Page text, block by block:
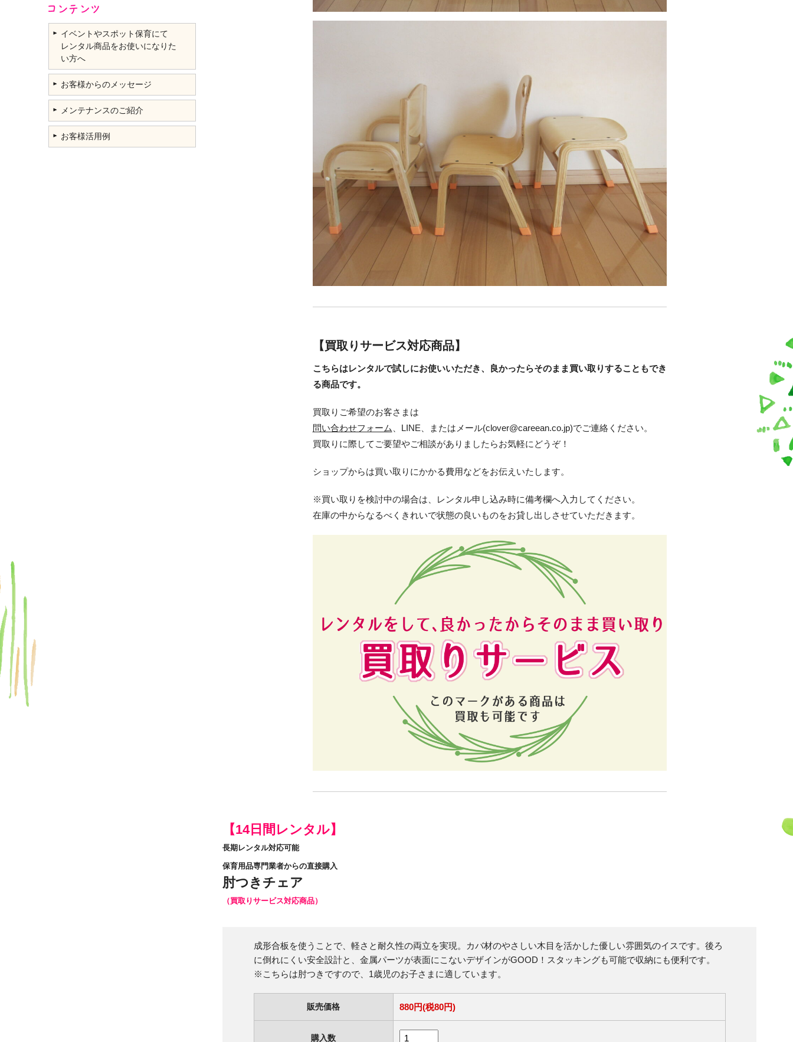
【買取りサービス対応商品】
こちらはレンタルで試しにお使いいただき、良かったらそのまま買い取りすることもでき
る商品です。
買取りご希望のお客さまは
問い合わせフォーム 、LINE、またはメール(clover@careean.co.jp)でご連絡ください。
買取りに際してご要望やご相談がありましたらお気軽にどうぞ！
ショップからは買い取りにかかる費用などをお伝えいたします。
※買い取りを検討中の場合は、レンタル申し込み時に備考欄へ入力してください。
在庫の中からなるべくきれいで状態の良いものをお貸し出しさせていただきます。
【14日間レンタル】
長期レンタル対応可能
保育用品専門業者からの直接購入
肘つきチェア
（買取りサービス対応商品）
成形合板を使うことで、軽さと耐久性の両立を実現。カバ材のやさしい木目を活かした優しい雰囲気のイスです。後ろ
に倒れにくい安全設計と、金属パーツが表面にこないデザインがGOOD！スタッキングも可能で収納にも便利です。
※こちらは肘つきですので、1歳児のお子さまに適しています。
販売価格 880円(税80円)
購入数
イベントやスポット保育にて
レンタル商品をお使いになりた
い方へ
お客様からのメッセージ
メンテナンスのご紹介
お客様活用例